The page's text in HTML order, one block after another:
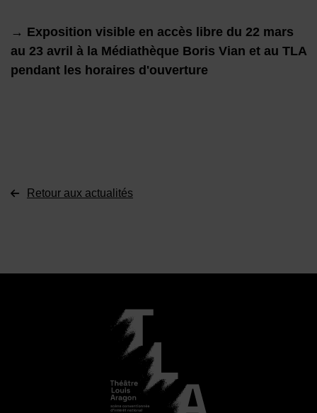
→ Exposition visible en accès libre du 22 mars
au 23 avril à la Médiathèque Boris Vian et au TLA
pendant les horaires d'ouverture
Retour aux actualités